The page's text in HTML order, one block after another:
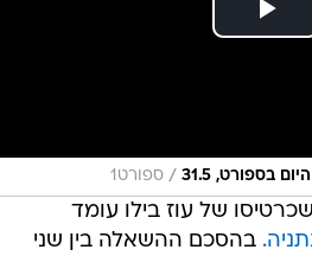
בספורט, 31.5 / ספורט1
של עוז בילו עומד
בהסכם ההשאלה בין שני